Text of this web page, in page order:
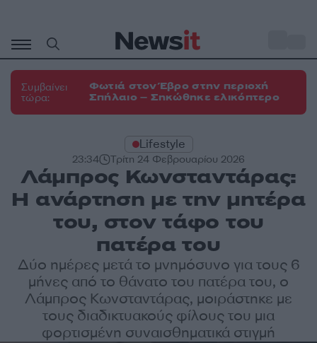
περιεχόμενο
Συμβαίνει
τώρα:
Φωτιά στον Έβρο στην περιοχή
Σπήλαιο – Σηκώθηκε ελικόπτερο
Lifestyle
23:34 Τρίτη 24 Φεβρουαρίου 2026
Λάμπρος Κωνσταντάρας:
Η ανάρτηση με την μητέρα
του, στον τάφο του
πατέρα του
Δύο ημέρες μετά το μνημόσυνο για τους 6
μήνες από το θάνατο του πατέρα του, ο
Λάμπρος Κωνσταντάρας, μοιράστηκε με
τους διαδικτυακούς φίλους του μια
φορτισμένη συναισθηματικά στιγμή